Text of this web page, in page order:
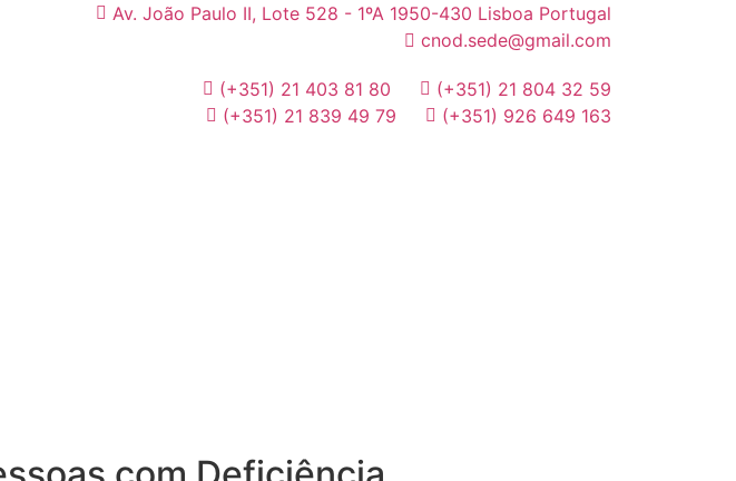
Av. João Paulo II, Lote 528 - 1ºA 1950-430 Lisboa Portugal
cnod.sede@gmail.com
(+351) 21 403 81 80
(+351) 21 804 32 59
(+351) 21 839 49 79
(+351) 926 649 163